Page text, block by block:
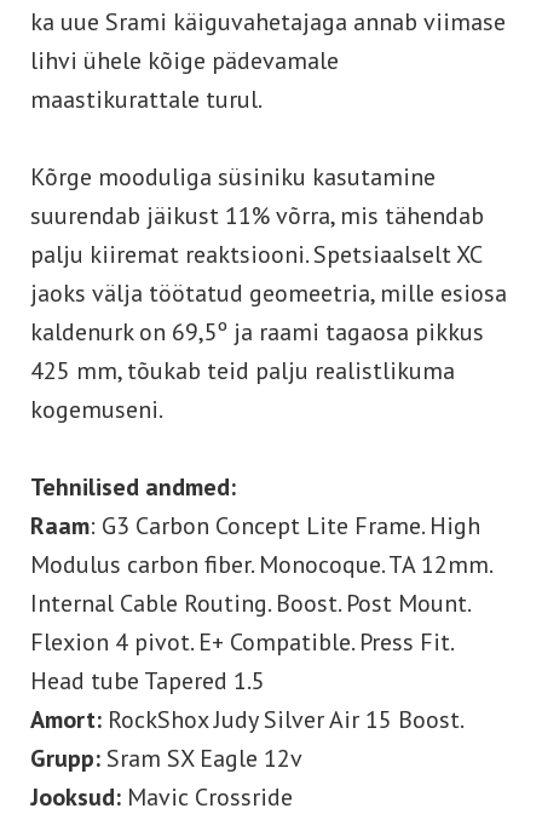
ka uue Srami käiguvahetajaga annab viimase
lihvi ühele kõige pädevamale
maastikurattale turul.
Kõrge mooduliga süsiniku kasutamine
suurendab jäikust 11% võrra, mis tähendab
palju kiiremat reaktsiooni. Spetsiaalselt XC
jaoks välja töötatud geomeetria, mille esiosa
kaldenurk on 69,5º ja raami tagaosa pikkus
425 mm, tõukab teid palju realistlikuma
kogemuseni.
Tehnilised andmed:
Raam: G3 Carbon Concept Lite Frame. High
Modulus carbon fiber. Monocoque. TA 12mm.
Internal Cable Routing. Boost. Post Mount.
Flexion 4 pivot. E+ Compatible. Press Fit.
Head tube Tapered 1.5
Amort: RockShox Judy Silver Air 15 Boost.
Grupp:Sram SX Eagle 12v
Jooksud: Mavic Crossride